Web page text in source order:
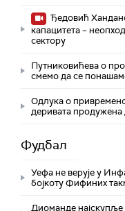
Ђедовић
капацитета –
сектору
Путниковићева о
смемо да се
Одлука о
деривата продужена
Фудбал
Уефа не верује у
бојкоту Фифиних
Диоманде најскупље